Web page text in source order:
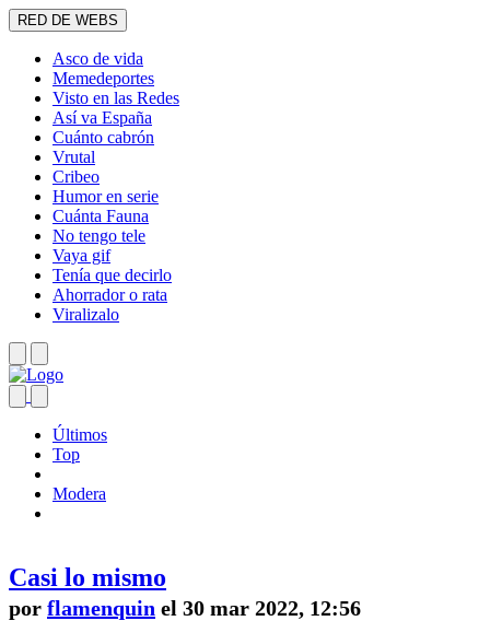
RED DE WEBS
Asco de vida
Memedeportes
Visto en las Redes
Así va España
Cuánto cabrón
Vrutal
Cribeo
Humor en serie
Cuánta Fauna
No tengo tele
Vaya gif
Tenía que decirlo
Ahorrador o rata
Viralizalo
Últimos
Top
Modera
Casi lo mismo
por flamenquin el 30 mar 2022, 12:56